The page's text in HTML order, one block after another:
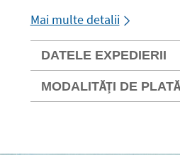
Mai multe detalii
DATELE EXPEDIERII
MODALITĂȚI DE PLATĂ